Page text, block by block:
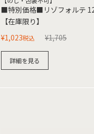
■特別価格■リゾフォルテ
【在庫限り】
¥1,705
¥1,023税込
詳細を見る